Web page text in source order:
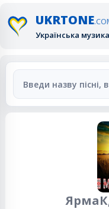
UKRTONE
Українська музика